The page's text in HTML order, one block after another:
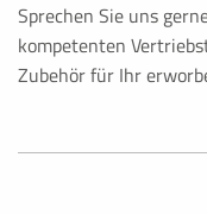
Sprechen Sie uns
kompetenten
Zubehör für Ihr
Name:
PHPSESSID
Anbieter:
Zweck: